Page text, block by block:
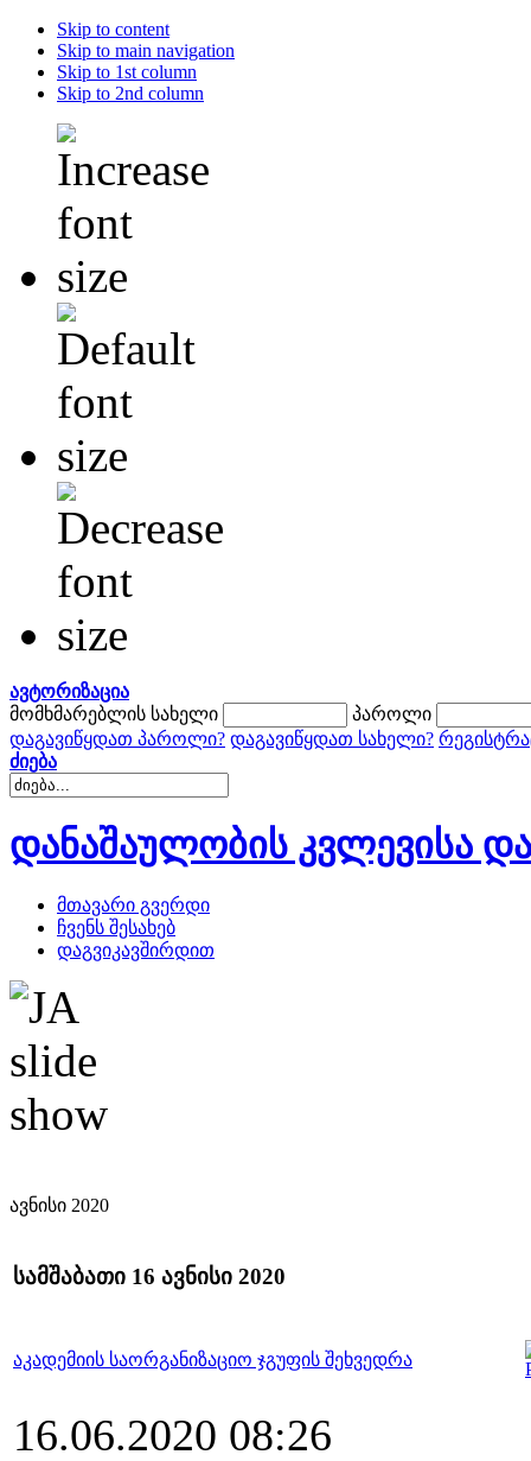
Skip to content
Skip to main navigation
Skip to 1st column
Skip to 2nd column
ავტორიზაცია
მომხმარებლის სახელი
პაროლი
დაგავიწყდათ პაროლი? დაგავიწყდათ სახელი?
ძიება
დანაშაულობის კვლევისა
მთავარი გვერდი
ჩვენს შესახებ
დაგვიკავშირდით
ავნისი 2020
სამშაბათი 16 ავნისი 2020
აკადემიის საორგანიზაციო ჯგუფის შეხვედრა
16.06.2020 08:26